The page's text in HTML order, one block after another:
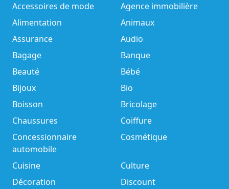
Accessoires de mode
Agence immobilière
Alimentation
Animaux
Assurance
Audio
Bagage
Banque
Beauté
Bébé
Bijoux
Bio
Boisson
Bricolage
Chaussures
Coiffure
Concessionnaire
automobile
Cosmétique
Cuisine
Culture
Décoration
Discount